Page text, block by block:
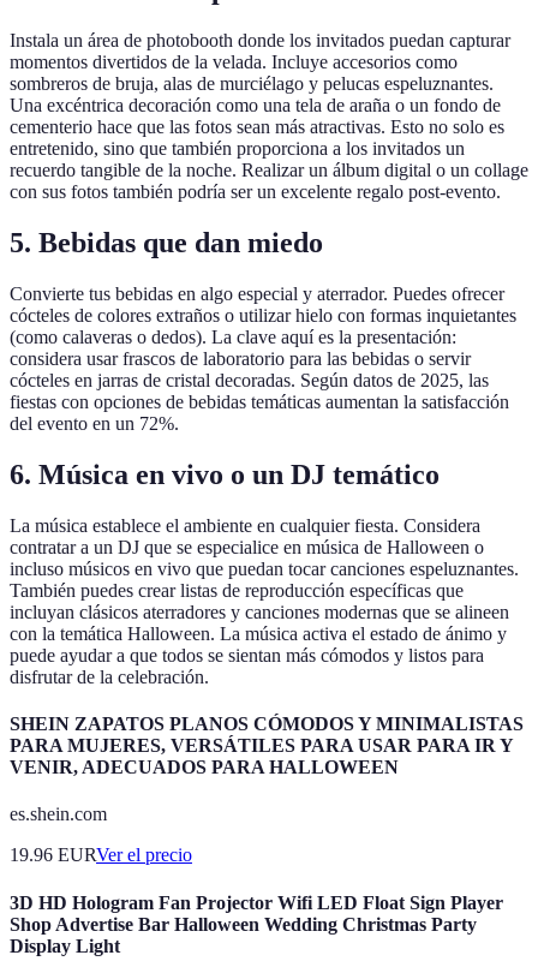
Instala un área de photobooth donde los invitados puedan capturar
momentos divertidos de la velada. Incluye accesorios como
sombreros de bruja, alas de murciélago y pelucas espeluznantes.
Una excéntrica decoración como una tela de araña o un fondo de
cementerio hace que las fotos sean más atractivas. Esto no solo es
entretenido, sino que también proporciona a los invitados un
recuerdo tangible de la noche. Realizar un álbum digital o un collage
con sus fotos también podría ser un excelente regalo post-evento.
5. Bebidas que dan miedo
Convierte tus bebidas en algo especial y aterrador. Puedes ofrecer
cócteles de colores extraños o utilizar hielo con formas inquietantes
(como calaveras o dedos). La clave aquí es la presentación:
considera usar frascos de laboratorio para las bebidas o servir
cócteles en jarras de cristal decoradas. Según datos de 2025, las
fiestas con opciones de bebidas temáticas aumentan la satisfacción
del evento en un 72%.
6. Música en vivo o un DJ temático
La música establece el ambiente en cualquier fiesta. Considera
contratar a un DJ que se especialice en música de Halloween o
incluso músicos en vivo que puedan tocar canciones espeluznantes.
También puedes crear listas de reproducción específicas que
incluyan clásicos aterradores y canciones modernas que se alineen
con la temática Halloween. La música activa el estado de ánimo y
puede ayudar a que todos se sientan más cómodos y listos para
disfrutar de la celebración.
SHEIN ZAPATOS PLANOS CÓMODOS Y MINIMALISTAS
PARA MUJERES, VERSÁTILES PARA USAR PARA IR Y
VENIR, ADECUADOS PARA HALLOWEEN
es.shein.com
19.96 EURVer el precio
3D HD Hologram Fan Projector Wifi LED Float Sign Player
Shop Advertise Bar Halloween Wedding Christmas Party
Display Light